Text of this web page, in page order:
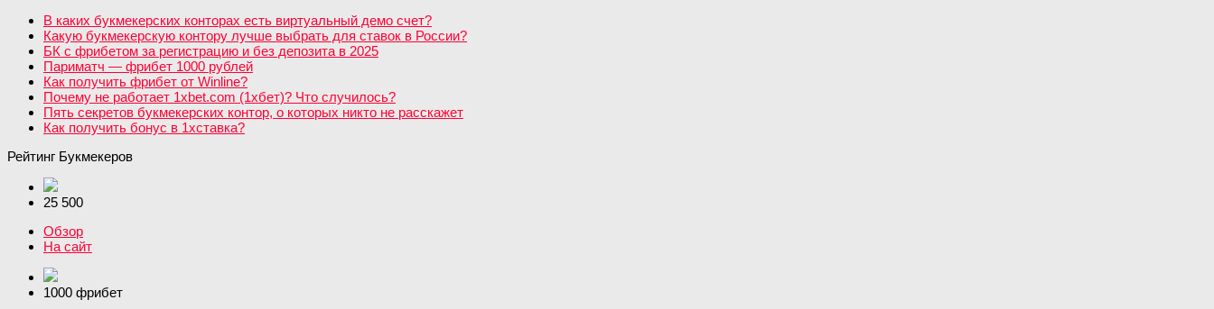
В каких букмекерских конторах есть виртуальный демо счет?
Какую букмекерскую контору лучше выбрать для ставок в России?
БК с фрибетом за регистрацию и без депозита в 2025
Париматч — фрибет 1000 рублей
Как получить фрибет от Winline?
Почему не работает 1xbet.com (1хбет)? Что случилось?
Пять секретов букмекерских контор, о которых никто не расскажет
Как получить бонус в 1хставка?
Рейтинг Букмекеров
25 500
Обзор
На сайт
1000 фрибет